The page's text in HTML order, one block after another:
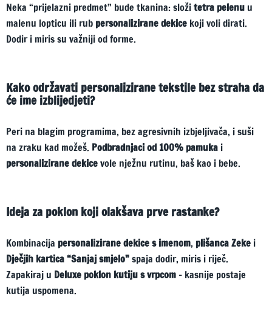
Neka “prijelazni predmet” bude tkanina: složitetra pelenu u
malenu lopticu ili rub personalizirane dekice koji voli dirati.
Dodir i miris su važniji od forme.
Kako održavati personalizirane tekstile bez straha da
će ime izblijedjeti?
Peri na blagim programima, bez agresivnih izbjeljivača, i suši
na zraku kad možeš. Podbradnjaci od 100% pamuka i
personalizirane dekicevole nježnu rutinu, baš kao i bebe.
Ideja za poklon koji olakšava prve rastanke?
Kombinacija personalizirane dekice s imenom, plišanca Zeke i
Dječjih kartica “Sanjaj smjelo”spaja dodir, miris i riječ.
Zapakiraj u Deluxe poklon kutiju s vrpcom– kasnije postaje
kutija uspomena.